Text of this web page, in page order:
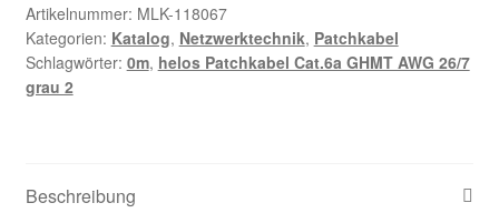
grau
2,0m
Menge
Artikelnummer: MLK-118067
Kategorien: Katalog, Netzwerktechnik, Patchkabel
Schlagwörter: 0m, helos Patchkabel Cat.6a GHMT AWG 26/7
grau 2
Beschreibung